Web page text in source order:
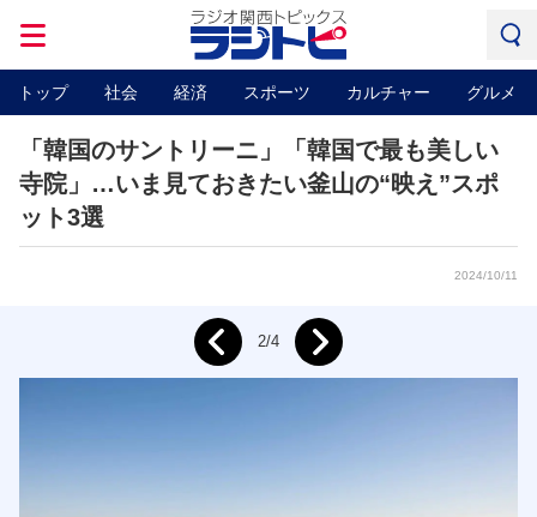
トップ 社会 経済 スポーツ カルチャー グルメ
「韓国のサントリーニ」「韓国で最も美しい
寺院」…いま見ておきたい釜山の“映え”スポ
ット3選
2024/10/11
Prev 2/4 Next